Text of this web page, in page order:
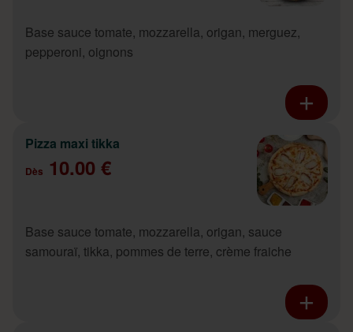
Base sauce tomate, mozzarella, origan, merguez,
pepperoni, oignons
Pizza maxi tikka
Dès 10.00 €
Base sauce tomate, mozzarella, origan, sauce
samouraï, tikka, pommes de terre, crème fraiche